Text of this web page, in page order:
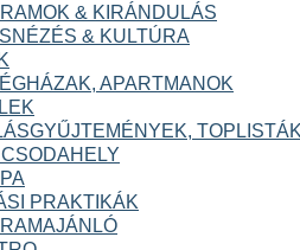
& KIRÁNDULÁS
& KULTÚRA
APARTMANOK
PRAKTIKÁK